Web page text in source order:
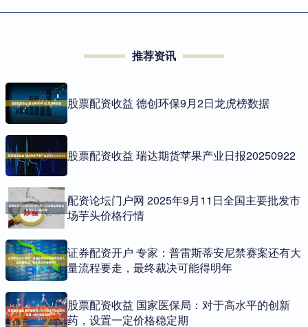
推荐资讯
股票配资收益 德创环保9月2日龙虎榜数据
股票配资收益 瑞达期货苹果产业日报20250922
配资论坛门户网 2025年9月11日全国主要批发市
场芋头价格行情
证券配资开户 专家：普雷斯蒂安尼禁赛案还有大
量流程要走，最终裁决可能得明年
股票配资收益 国家医保局：对于高水平的创新
药，设置一定价格稳定期